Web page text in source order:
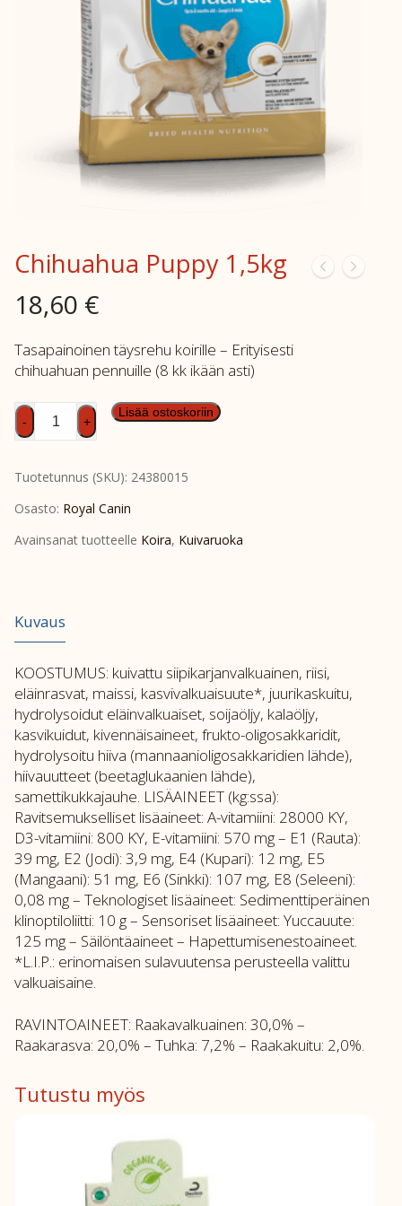
Chihuahua Puppy 1,5kg
18,60 €
Tasapainoinen täysrehu koirille – Erityisesti
chihuahuan pennuille (8 kk ikään asti)
Chihuahua
Puppy
määrä
- +
Lisää ostoskoriin
Tuotetunnus (SKU): 24380015
Osasto: Royal Canin
Avainsanat tuotteelle Koira, Kuivaruoka
Kuvaus
KOOSTUMUS: kuivattu siipikarjanvalkuainen, riisi,
eläinrasvat, maissi, kasvivalkuaisuute*, juurikaskuitu,
hydrolysoidut eläinvalkuaiset, soijaöljy, kalaöljy,
kasvikuidut, kivennäisaineet, frukto-oligosakkaridit,
hydrolysoitu hiiva (mannaanioligosakkaridien lähde),
hiivauutteet (beetaglukaanien lähde),
samettikukkajauhe. LISÄAINEET (kg:ssa):
Ravitsemukselliset lisäaineet: A-vitamiini: 28000 KY,
D3-vitamiini: 800 KY, E-vitamiini: 570 mg – E1 (Rauta):
39 mg, E2 (Jodi): 3,9 mg, E4 (Kupari): 12 mg, E5
(Mangaani): 51 mg, E6 (Sinkki): 107 mg, E8 (Seleeni):
0,08 mg – Teknologiset lisäaineet: Sedimenttiperäinen
klinoptiloliitti: 10 g – Sensoriset lisäaineet: Yuccauute:
125 mg – Säilöntäaineet – Hapettumisenestoaineet.
*L.I.P.: erinomaisen sulavuutensa perusteella valittu
valkuaisaine.
RAVINTOAINEET: Raakavalkuainen: 30,0% –
Raakarasva: 20,0% – Tuhka: 7,2% – Raakakuitu: 2,0%.
Tutustu myös